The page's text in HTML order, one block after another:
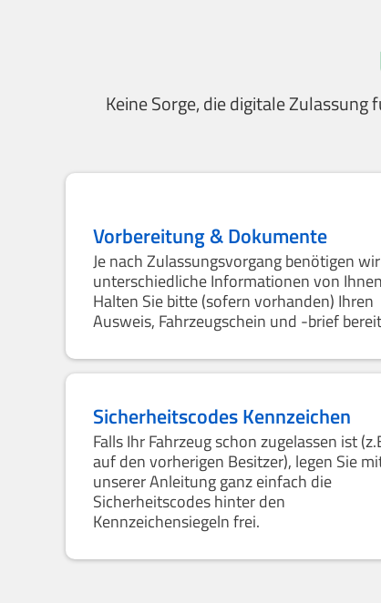
Keine Sorge, die digitale
Vorbereitung & Dokumente
Je nach Zulassungsvorgang benötigen wir
unterschiedliche Informationen von
Halten Sie bitte (sofern vorhanden) Ihren
Ausweis, Fahrzeugschein und -brief
Sicherheitscodes Kennzeichen
Falls Ihr Fahrzeug schon zugelassen ist
auf den vorherigen Besitzer), legen Sie
unserer Anleitung ganz einfach die
Sicherheitscodes hinter den
Kennzeichensiegeln frei.